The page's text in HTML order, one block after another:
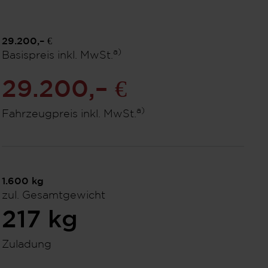
29.200,– €
Basispreis inkl. MwSt. a)
29.200,– €
Fahrzeugpreis inkl. MwSt. a)
1.600 kg
zul. Gesamtgewicht
217 kg
Zuladung